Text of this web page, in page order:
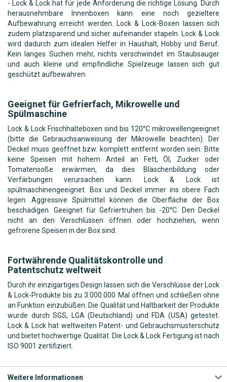
- Lock & Lock hat für jede Anforderung die richtige Lösung. Durch
herausnehmbare Innenboxen kann eine noch gezieltere
Aufbewahrung erreicht werden. Lock & Lock-Boxen lassen sich
zudem platzsparend und sicher aufeinander stapeln. Lock & Lock
wird dadurch zum idealen Helfer in Haushalt, Hobby und Beruf.
Kein langes Suchen mehr, nichts verschwindet im Staubsauger
und auch kleine und empfindliche Spielzeuge lassen sich gut
geschützt aufbewahren.
Geeignet für Gefrierfach, Mikrowelle und
Spülmaschine
Lock & Lock Frischhalteboxen sind bis 120°C mikrowellengeeignet
(bitte die Gebrauchsanweisung der Mikrowelle beachten). Der
Deckel muss geöffnet bzw. komplett entfernt worden sein. Bitte
keine Speisen mit hohem Anteil an Fett, Öl, Zucker oder
Tomatensoße erwärmen, da dies Bläschenbildung oder
Verfärbungen verursachen kann. Lock & Lock ist
spülmaschinengeeignet. Box und Deckel immer ins obere Fach
legen. Aggressive Spülmittel können die Oberfläche der Box
beschädigen. Geeignet für Gefriertruhen bis -20°C. Den Deckel
nicht an den Verschlüssen öffnen oder hochziehen, wenn
gefrorene Speisen in der Box sind.
Fortwährende Qualitätskontrolle und
Patentschutz weltweit
Durch ihr einzigartiges Design lassen sich die Verschlüsse der Lock
& Lock-Produkte bis zu 3.000.000 Mal öffnen und schließen ohne
an Funktion einzubüßen. Die Qualität und Haltbarkeit der Produkte
wurde durch SGS, LGA (Deutschland) und FDA (USA) getestet.
Lock & Lock hat weltweiten Patent- und Gebrauchsmusterschutz
und bietet hochwertige Qualität. Die Lock & Lock Fertigung ist nach
ISO 9001 zertifiziert.
Weitere Informationen